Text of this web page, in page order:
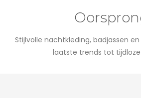
Stijlvolle nachtkleding, badjassen
laatste trends tot tijdloze